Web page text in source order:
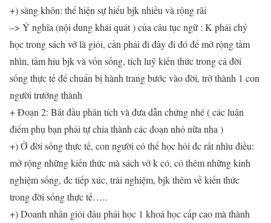
+) sàng khôn: thể hiện sự hiểu bjk nhiều và rộng rãi
–> Ý nghĩa (nội dung khái quát ) của câu tục ngữ : K phải chỷ
học trong sách vở là giỏi, cần phải đi đây đi đó để mở rộng tầm
nhìn, tầm hỉu bjk và vốn sống, tích luỹ kiến thức trong cả đời
sống thực tế để chuẩn bị hành trang bước vào đời, trở thành 1 con
người trưởng thành
+ Đoạn 2: Bắt đầu phân tích và đưa dẫn chứng nhé ( các luận
điểm phụ bạn phải tự chia thành các đoạn nhỏ nữa nha )
+) Ở đời sống thực tế, con người có thể học hỏi đc rất nhìu điều:
mở rộng những kiến thức mà sách vở k có, có thêm những kinh
nghiệm sống, đc tiếp xúc, trải nghiệm, bjk thêm về kiến thức
trong đời sống thực tế…..
+) Doanh nhân giỏi đâu phải học 1 khoá học cấp cao mà thành